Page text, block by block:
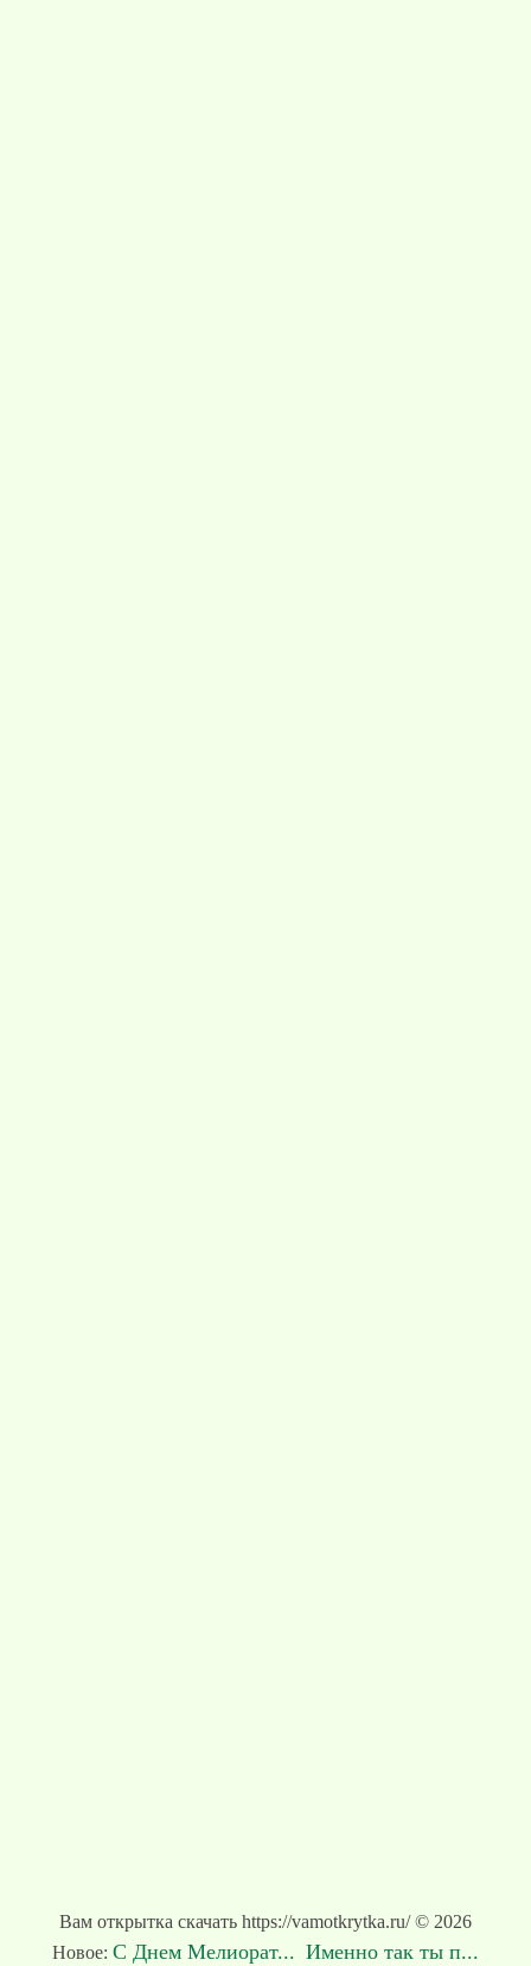
Вам открытка скачать https://vamotkrytka.ru/ © 2026
Новое: С Днем Мелиорат... Именно так ты п...